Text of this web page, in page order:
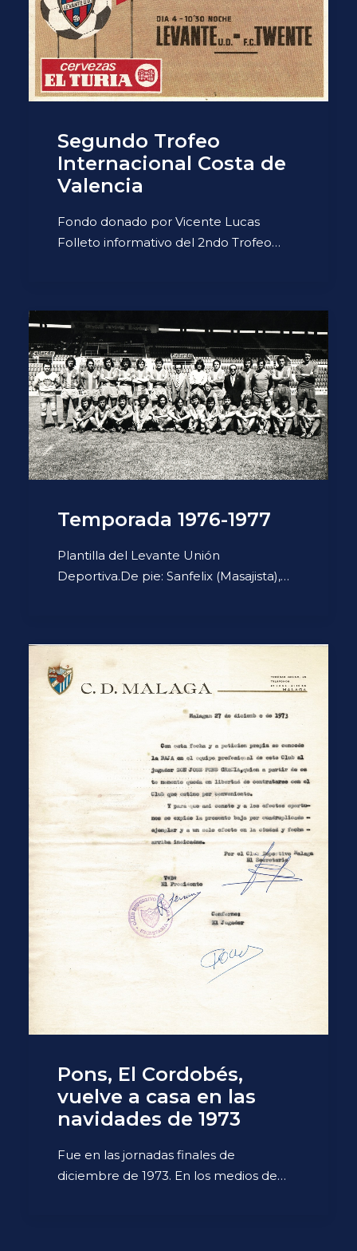
Segundo Trofeo
Internacional Costa de
Valencia
Fondo donado por Vicente Lucas
Folleto informativo del 2ndo Trofeo…
Temporada 1976-1977
Plantilla del Levante Unión
Deportiva.De pie: Sanfelix (Masajista),…
Pons, El Cordobés,
vuelve a casa en las
navidades de 1973
Fue en las jornadas finales de
diciembre de 1973. En los medios de…